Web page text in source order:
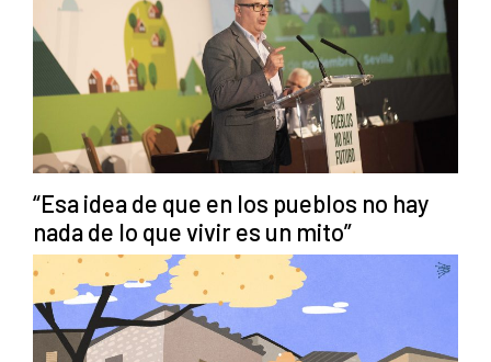
“Esa idea de que en los pueblos no hay
nada de lo que vivir es un mito”